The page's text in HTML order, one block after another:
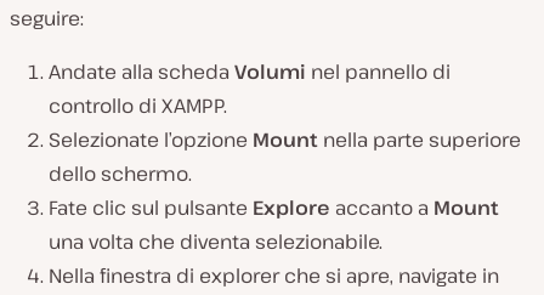
seguire:
Andate alla scheda Volumi nel pannello di
controllo di XAMPP.
Selezionate l’opzione Mount nella parte superiore
dello schermo.
Fate clic sul pulsante Explore accanto a Mount
una volta che diventa selezionabile.
Nella finestra di explorer che si apre, navigate in